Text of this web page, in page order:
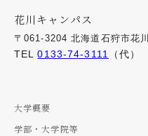
花川キャンパス
〒061-3204 北海道石狩市花
TEL0133-74-3111 （代）
大学概要
学部・大学院等